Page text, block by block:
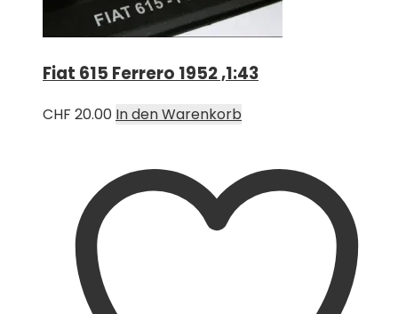
Fiat 615 Ferrero 1952 ,1:43
CHF 20.00 In den Warenkorb